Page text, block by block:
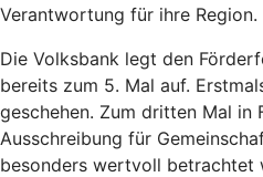
Verantwortung für ihre Region.
Die Volksbank legt den
bereits zum 5. Mal auf.
geschehen. Zum dritten Mal in
Ausschreibung für
besonders wertvoll betrachtet